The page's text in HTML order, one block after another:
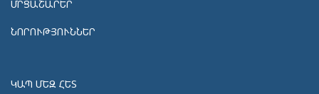
ՄՐՑԱՇԱՐԵՐ
ՆՈՐՈՒԹՅՈՒՆՆԵՐ
ԿԱՊ ՄԵԶ ՀԵՏ